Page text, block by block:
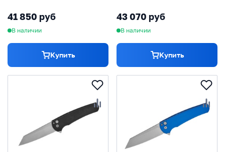
41 850 руб
В наличии
Купить
43 070 руб
В наличии
Купить